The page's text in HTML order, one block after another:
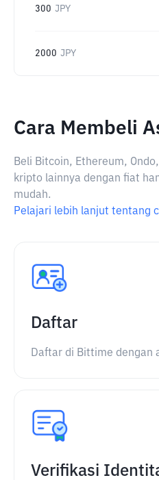
300 JPY
2000 JPY
Cara Membeli
Beli Bitcoin, Ethereum,
kripto lainnya dengan fiat
mudah.
Pelajari lebih lanjut tentang
Daftar
Daftar di Bittime dengan
Verifikasi